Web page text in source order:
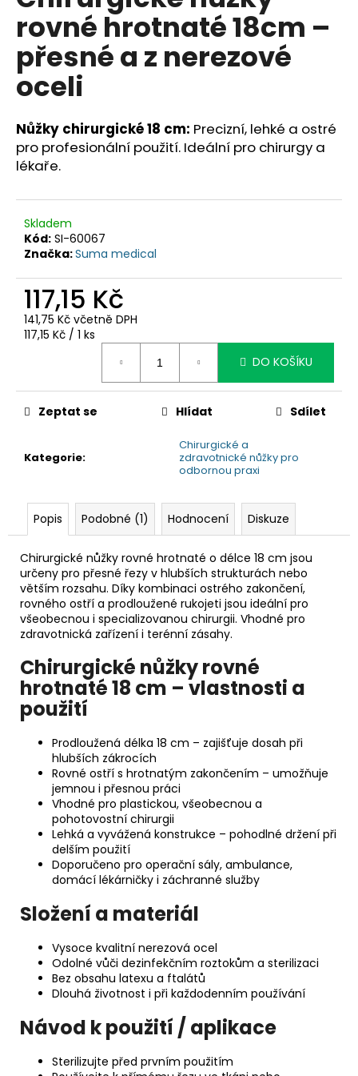
5
hvězdiček.
rovné hrotnaté 18cm –
přesné a z nerezové
oceli
Nůžky chirurgické 18 cm: Precizní, lehké a ostré
pro profesionální použití. Ideální pro chirurgy a
lékaře.
Skladem
Kód: SI-60067
Značka:Suma medical
117,15 Kč
141,75 Kč včetně DPH
Měrná
117,15 Kč / 1 ks
DO KOŠÍKU
Kategorie:
Chirurgické a
zdravotnické nůžky pro
odbornou praxi
Zeptat se Hlídat Sdílet
Popis Podobné (1) Hodnocení Diskuze
Chirurgické nůžky rovné hrotnaté o délce 18 cm jsou
určeny pro přesné řezy v hlubších strukturách nebo
větším rozsahu. Díky kombinaci ostrého zakončení,
rovného ostří a prodloužené rukojeti jsou ideální pro
všeobecnou i specializovanou chirurgii. Vhodné pro
zdravotnická zařízení i terénní zásahy.
Chirurgické nůžky rovné
hrotnaté 18 cm – vlastnosti a
použití
Prodloužená délka 18 cm – zajišťuje dosah při
hlubších zákrocích
Rovné ostří s hrotnatým zakončením – umožňuje
jemnou i přesnou práci
Vhodné pro plastickou, všeobecnou a
pohotovostní chirurgii
Lehká a vyvážená konstrukce – pohodlné držení při
delším použití
Doporučeno pro operační sály, ambulance,
domácí lékárničky i záchranné služby
Složení a materiál
Vysoce kvalitní nerezová ocel
Odolné vůči dezinfekčním roztokům a sterilizaci
Bez obsahu latexu a ftalátů
Dlouhá životnost i při každodenním používání
Návod k použití / aplikace
Sterilizujte před prvním použitím
a
j
t
?
D
o
p
u
j
e
e